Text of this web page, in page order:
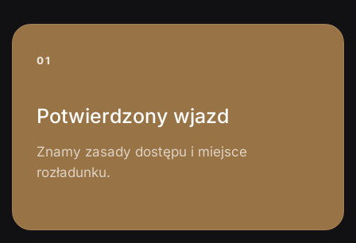
01
Potwierdzony wjazd
Znamy zasady dostępu i miejsce
rozładunku.